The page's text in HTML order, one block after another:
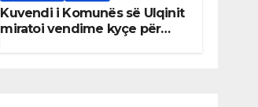
Kuvendi i Komunës së Ulqinit
miratoi vendime kyçe për